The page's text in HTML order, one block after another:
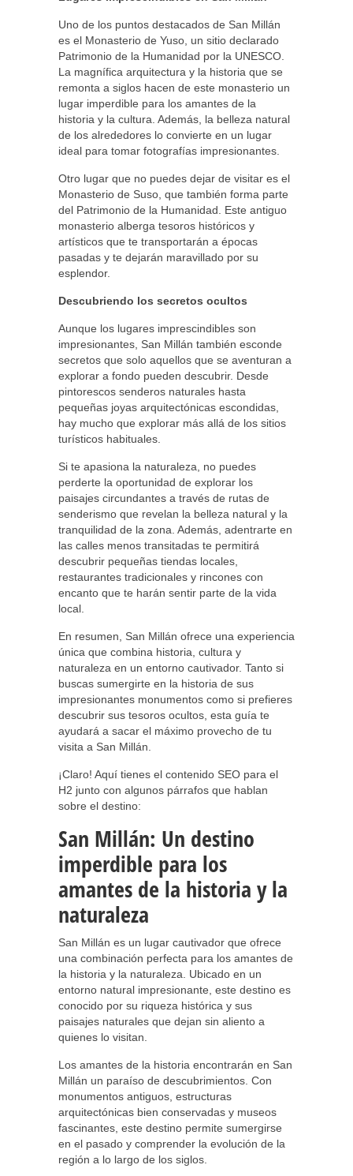
Uno de los puntos destacados de San Millán
es el Monasterio de Yuso, un sitio declarado
Patrimonio de la Humanidad por la UNESCO.
La magnífica arquitectura y la historia que se
remonta a siglos hacen de este monasterio un
lugar imperdible para los amantes de la
historia y la cultura. Además, la belleza natural
de los alrededores lo convierte en un lugar
ideal para tomar fotografías impresionantes.
Otro lugar que no puedes dejar de visitar es el
Monasterio de Suso, que también forma parte
del Patrimonio de la Humanidad. Este antiguo
monasterio alberga tesoros históricos y
artísticos que te transportarán a épocas
pasadas y te dejarán maravillado por su
esplendor.
Descubriendo los secretos ocultos
Aunque los lugares imprescindibles son
impresionantes, San Millán también esconde
secretos que solo aquellos que se aventuran a
explorar a fondo pueden descubrir. Desde
pintorescos senderos naturales hasta
pequeñas joyas arquitectónicas escondidas,
hay mucho que explorar más allá de los sitios
turísticos habituales.
Si te apasiona la naturaleza, no puedes
perderte la oportunidad de explorar los
paisajes circundantes a través de rutas de
senderismo que revelan la belleza natural y la
tranquilidad de la zona. Además, adentrarte en
las calles menos transitadas te permitirá
descubrir pequeñas tiendas locales,
restaurantes tradicionales y rincones con
encanto que te harán sentir parte de la vida
local.
En resumen, San Millán ofrece una experiencia
única que combina historia, cultura y
naturaleza en un entorno cautivador. Tanto si
buscas sumergirte en la historia de sus
impresionantes monumentos como si prefieres
descubrir sus tesoros ocultos, esta guía te
ayudará a sacar el máximo provecho de tu
visita a San Millán.
¡Claro! Aquí tienes el contenido SEO para el
H2 junto con algunos párrafos que hablan
sobre el destino:
San Millán: Un destino
imperdible para los
amantes de la historia y la
naturaleza
San Millán es un lugar cautivador que ofrece
una combinación perfecta para los amantes de
la historia y la naturaleza. Ubicado en un
entorno natural impresionante, este destino es
conocido por su riqueza histórica y sus
paisajes naturales que dejan sin aliento a
quienes lo visitan.
Los amantes de la historia encontrarán en San
Millán un paraíso de descubrimientos. Con
monumentos antiguos, estructuras
arquitectónicas bien conservadas y museos
fascinantes, este destino permite sumergirse
en el pasado y comprender la evolución de la
región a lo largo de los siglos.